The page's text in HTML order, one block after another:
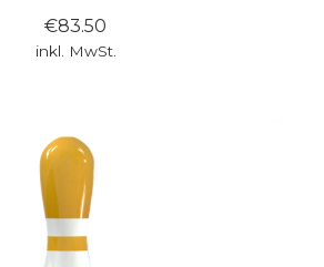
€83.50
inkl. MwSt.